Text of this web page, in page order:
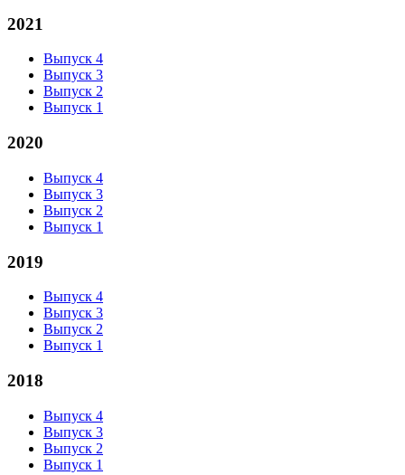
2021
Выпуск 4
Выпуск 3
Выпуск 2
Выпуск 1
2020
Выпуск 4
Выпуск 3
Выпуск 2
Выпуск 1
2019
Выпуск 4
Выпуск 3
Выпуск 2
Выпуск 1
2018
Выпуск 4
Выпуск 3
Выпуск 2
Выпуск 1